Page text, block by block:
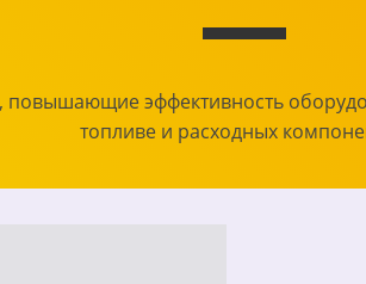
повышающие эффективность
топливе и расходных